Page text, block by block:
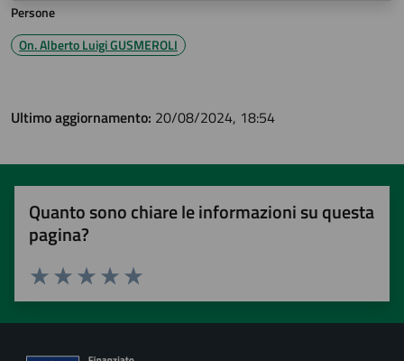
Persone
On. Alberto Luigi GUSMEROLI
Ultimo aggiornamento: 20/08/2024, 18:54
Quanto sono chiare le informazioni su questa
pagina?
Valuta 5 stelle su 5
Valuta 4 stelle su 5
Valuta 3 stelle su 5
Valuta 2 stelle su 5
Valuta 1 stelle su 5